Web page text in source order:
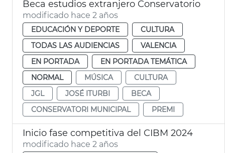
Beca estudios extranjero Conservatorio
modificado hace 2 años
EDUCACIÓN Y DEPORTE
CULTURA
TODAS LAS AUDIENCIAS
VALENCIA
EN PORTADA
EN PORTADA TEMÁTICA
NORMAL
MÚSICA
CULTURA
JGL
JOSÉ ITURBI
BECA
CONSERVATORI MUNICIPAL
PREMI
Inicio fase competitiva del CIBM 2024
modificado hace 2 años